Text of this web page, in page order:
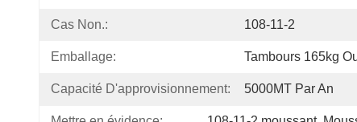
Cas Non.: 108-11-2
Emballage: Tambours 165kg
Capacité D'approvisionnement: 5000MT Par An